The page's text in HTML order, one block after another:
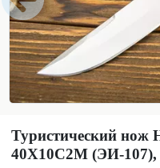
Туристический нож
40Х10С2М (ЭИ-107),